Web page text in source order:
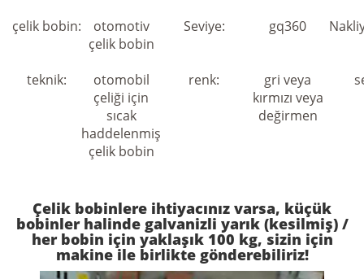
çelik bobin:
otomotiv
çelik bobin
Seviye: gq360
teknik:
otomobil
çeliği için
sıcak
haddelenmiş
çelik bobin
renk:
gri veya
kırmızı veya
değirmen
Çelik bobinlere ihtiyacınız varsa, küçük
bobinler halinde galvanizli yarık (kesilmiş) /
her bobin için yaklaşık 100 kg, sizin için
makine ile birlikte gönderebiliriz!